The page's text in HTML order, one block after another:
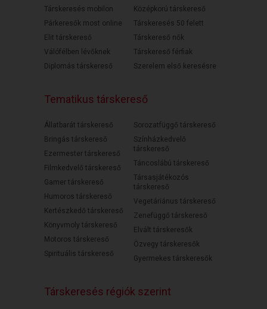
Társkeresés mobilon
Párkeresők most online
Elit társkereső
Válófélben lévőknek
Diplomás társkereső
Középkorú társkereső
Társkeresés 50 felett
Társkereső nők
Társkereső férfiak
Szerelem első keresésre
Tematikus társkereső
Állatbarát társkereső
Bringás társkereső
Ezermester társkereső
Filmkedvelő társkereső
Gamer társkereső
Humoros társkereső
Kertészkedő társkereső
Könyvmoly társkereső
Motoros társkereső
Spirituális társkereső
Sorozatfüggő társkereső
Színházkedvelő
társkereső
Táncoslábú társkereső
Társasjátékozós
társkereső
Vegetáriánus társkereső
Zenefüggő társkereső
Elvált társkeresők
Özvegy társkeresők
Gyermekes társkeresők
Társkeresés régiók szerint